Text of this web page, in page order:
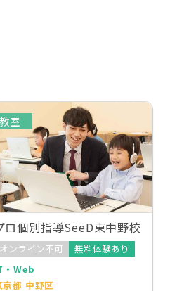
教室
ロ個別指導SeeD東中野校
オンライン不可
無料体験あり
・Web
京都 中野区